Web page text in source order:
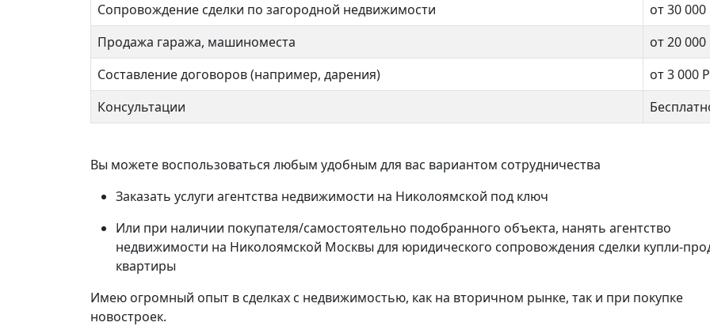
Сопровождение сделки по загородной недвижимости
от 30 000
Продажа гаража, машиноместа
от 20 000
Составление договоров (например, дарения)
от 3 000 Р
Консультации
Вы можете воспользоваться любым удобным для вас вариантом сотрудничества
Заказать услуги агентства недвижимости на Николоямской под ключ
Или при наличии покупателя/самостоятельно подобранного объекта, нанять агентство
недвижимости на Николоямской Москвы для юридического сопровождения сделки купли-
квартиры
Имею огромный опыт в сделках с недвижимостью, как на вторичном рынке, так и при покупке
новостроек.
Новая Басманная 4-6с3 Мантулинская 9к2